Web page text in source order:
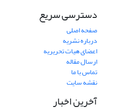
دسترسی سریع
صفحه اصلی
درباره نشریه
اعضای هیات تحریریه
ارسال مقاله
تماس با ما
نقشه سایت
آخرین اخبار